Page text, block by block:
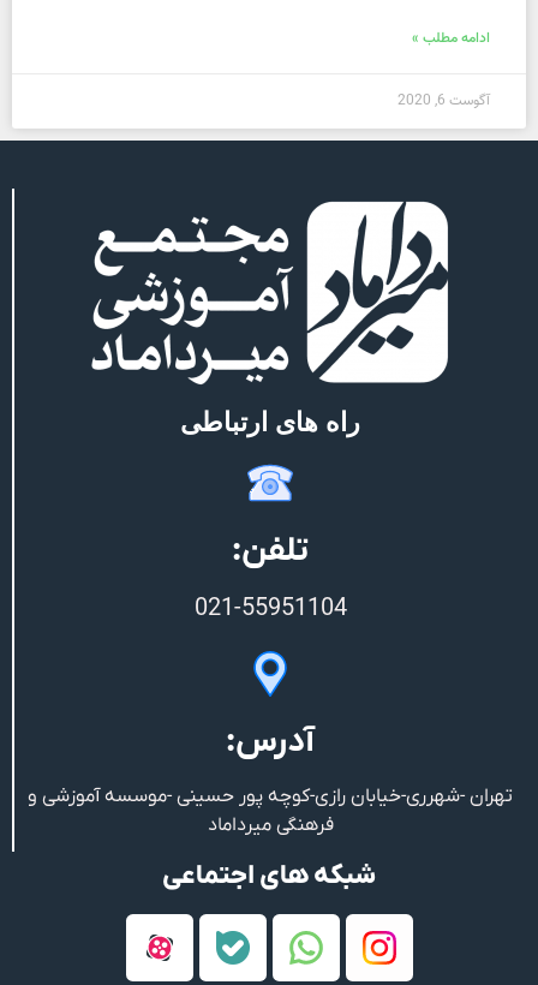
ادامه مطلب »
آگوست 6, 2020
راه های ارتباطی
تلفن:
021-55951104
آدرس:
تهران -شهرری-خیابان رازی-کوچه پور حسینی -موسسه آموزشی و
فرهنگی میرداماد
شبکه های اجتماعی